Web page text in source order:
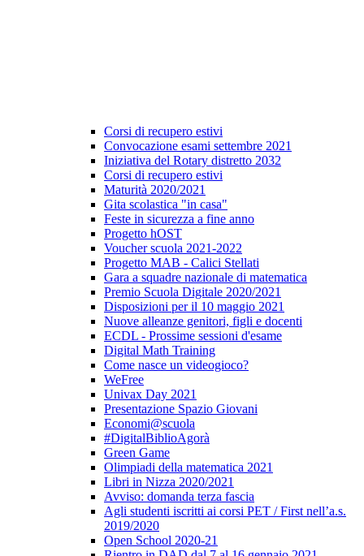
Corsi di recupero estivi
Convocazione esami settembre 2021
Iniziativa del Rotary distretto 2032
Corsi di recupero estivi
Maturità 2020/2021
Gita scolastica "in casa"
Feste in sicurezza a fine anno
Progetto hOST
Voucher scuola 2021-2022
Progetto MAB - Calici Stellati
Gara a squadre nazionale di matematica
Premio Scuola Digitale 2020/2021
Disposizioni per il 10 maggio 2021
Nuove alleanze genitori, figli e docenti
ECDL - Prossime sessioni d'esame
Digital Math Training
Come nasce un videogioco?
WeFree
Univax Day 2021
Presentazione Spazio Giovani
Economi@scuola
#DigitalBiblioAgorà
Green Game
Olimpiadi della matematica 2021
Libri in Nizza 2020/2021
Avviso: domanda terza fascia
Agli studenti iscritti ai corsi PET / First nell’a.s.
2019/2020
Open School 2020-21